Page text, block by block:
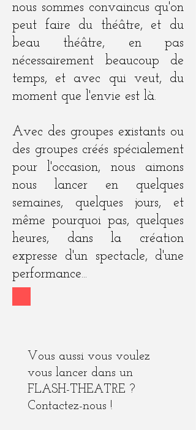
nous sommes convaincus qu'on
peut faire du théâtre, et du
beau théâtre, en pas
nécessairement beaucoup de
temps, et avec qui veut, du
moment que l'envie est là.
Avec des groupes existants ou
des groupes créés spécialement
pour l'occasion, nous aimons
nous lancer en quelques
semaines, quelques jours, et
même pourquoi pas, quelques
heures, dans la création
expresse d'un spectacle, d'une
performance...
Vous aussi vous voulez
vous lancer dans un
FLASH-THEATRE ?
Contactez-nous !